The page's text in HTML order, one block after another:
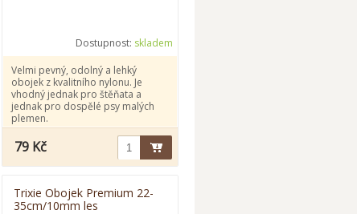
Dostupnost: skladem
Velmi pevný, odolný a lehký
obojek z kvalitního nylonu. Je
vhodný jednak pro štěňata a
jednak pro dospělé psy malých
plemen.
79 Kč
Trixie Obojek Premium 22-
35cm/10mm les